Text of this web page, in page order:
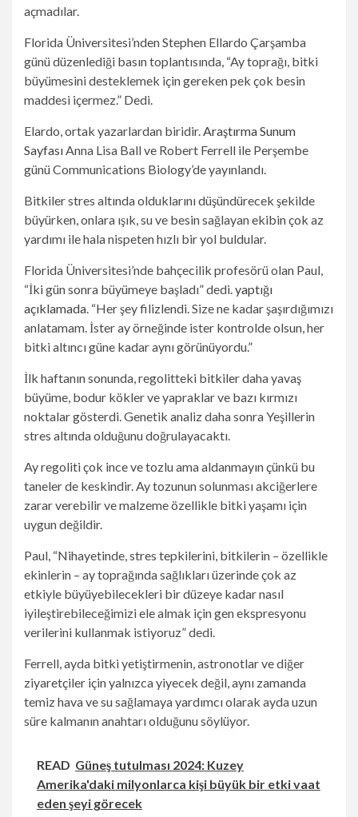
açmadılar.
Florida Üniversitesi’nden Stephen Ellardo Çarşamba
günü düzenlediği basın toplantısında, “Ay toprağı, bitki
büyümesini desteklemek için gereken pek çok besin
maddesi içermez.” Dedi.
Elardo, ortak yazarlardan biridir.Araştırma Sunum
SayfasıAnna Lisa Ball ve Robert Ferrell ile Perşembe
günü Communications Biology’de yayınlandı.
Bitkiler stres altında olduklarını düşündürecek şekilde
büyürken, onlara ışık, su ve besin sağlayan ekibin çok az
yardımı ile hala nispeten hızlı bir yol buldular.
Florida Üniversitesi’nde bahçecilik profesörü olan Paul,
“İki gün sonra büyümeye başladı” dedi.yaptığı
açıklamada. “Her şey filizlendi. Size ne kadar şaşırdığımızı
anlatamam. İster ay örneğinde ister kontrolde olsun, her
bitki altıncı güne kadar aynı görünüyordu.”
İlk haftanın sonunda, regolitteki bitkiler daha yavaş
büyüme, bodur kökler ve yapraklar ve bazı kırmızı
noktalar gösterdi. Genetik analiz daha sonra Yeşillerin
stres altında olduğunu doğrulayacaktı.
Ay regoliti çok ince ve tozlu ama aldanmayın çünkü bu
taneler de keskindir. Ay tozunun solunması akciğerlere
zarar verebilir ve malzeme özellikle bitki yaşamı için
uygun değildir.
Paul, “Nihayetinde, stres tepkilerini, bitkilerin – özellikle
ekinlerin – ay toprağında sağlıkları üzerinde çok az
etkiyle büyüyebilecekleri bir düzeye kadar nasıl
iyileştirebileceğimizi ele almak için gen ekspresyonu
verilerini kullanmak istiyoruz” dedi.
Ferrell, ayda bitki yetiştirmenin, astronotlar ve diğer
ziyaretçiler için yalnızca yiyecek değil, aynı zamanda
temiz hava ve su sağlamaya yardımcı olarak ayda uzun
süre kalmanın anahtarı olduğunu söylüyor.
READ Güneş tutulması 2024: Kuzey
Amerika'daki milyonlarca kişi büyük bir etki vaat
eden şeyi görecek